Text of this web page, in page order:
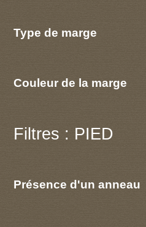
Type de marge
Couleur de la marge
Filtres : PIED
Présence d'un anneau